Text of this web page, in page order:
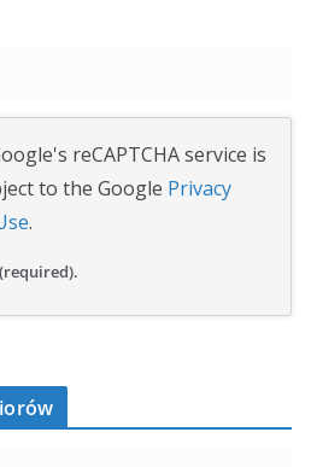
reCAPTCHA service is
to the Google Privacy
.